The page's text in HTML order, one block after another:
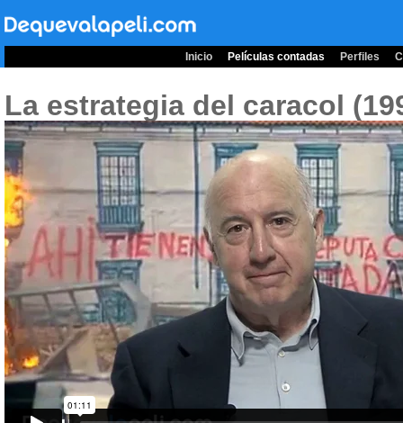
Inicio Películas contadas Perfiles
La estrategia del caracol